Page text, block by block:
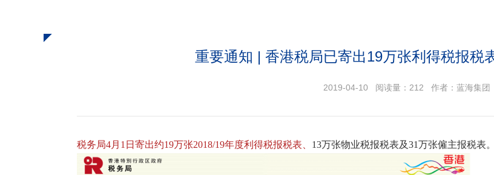
重要通知 | 香港税局已寄出19万张利得税报税
2019-04-10 阅读量： 212 作者：蓝海集团
税务局4月1日寄出约19万张2018/19年度利得税报税表、 13万张物业税报税表及31万张僱主报税表